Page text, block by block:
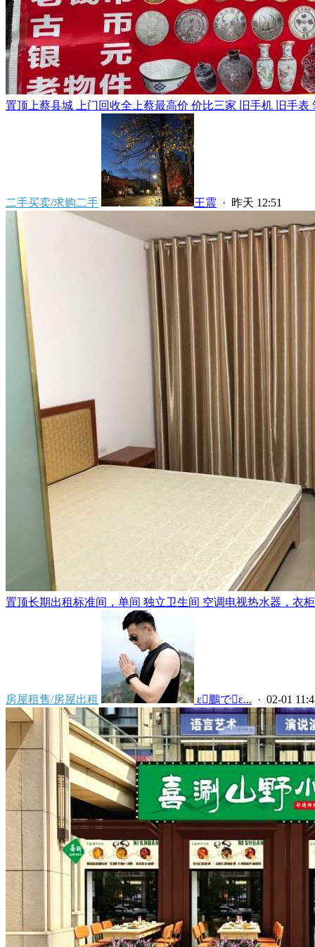
置顶 上蔡县城 上门回收全上蔡最高价 价比三家 旧手机 旧手表
二手买卖/求购二手 王震 · 昨天 12:51
置顶长期出租标准间，单间 独立卫生间 空调电视热水器，衣
房屋租售/房屋出租  ε鵬でε... · 02-01